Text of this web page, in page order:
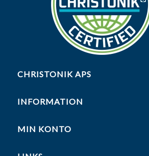
CHRISTONIK APS
INFORMATION
MIN KONTO